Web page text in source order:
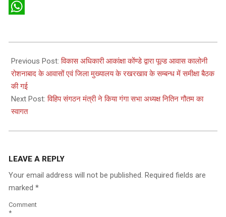
X
06-
26
Previous Post:विकास अधिकारी आकांक्षा कोंण्डे द्वारा पूल्ड आवास कालोनी
रोशनाबाद के आवासों एवं जिला मुख्यालय के रखरखाव के सम्बन्ध में समीक्षा बैठक
की गई
Next Post:विहिप संगठन मंत्री ने किया गंगा सभा अध्यक्ष नितिन गौतम का
स्वागत
LEAVE A REPLY
Your email address will not be published. Required fields are
marked *
Comment
*